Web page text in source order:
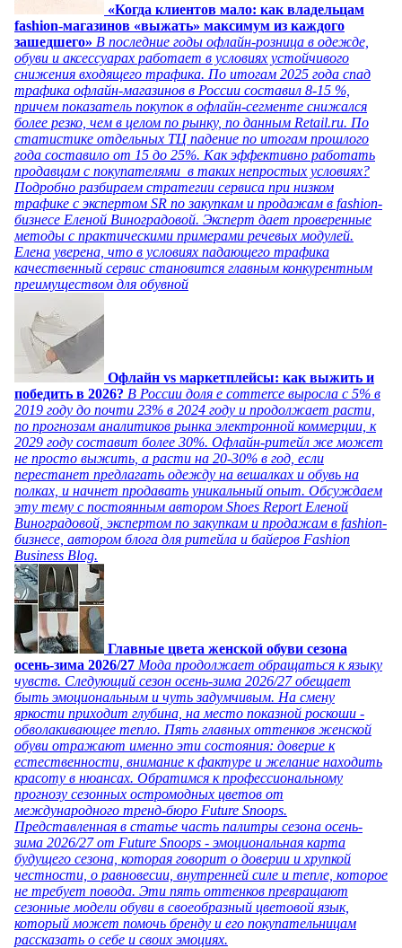
«Когда клиентов мало: как владельцам
fashion-магазинов «выжать» максимум из каждого
зашедшего» В последние годы офлайн-розница в одежде,
обуви и аксессуарах работает в условиях устойчивого
снижения входящего трафика. По итогам 2025 года спад
трафика офлайн-магазинов в России составил 8-15 %,
причем показатель покупок в офлайн-сегменте снижался
более резко, чем в целом по рынку, по данным Retail.ru. По
статистике отдельных ТЦ падение по итогам прошлого
года составило от 15 до 25%. Как эффективно работать
продавцам с покупателями в таких непростых условиях?
Подробно разбираем стратегии сервиса при низком
трафике с экспертом SR по закупкам и продажам в fashion-
бизнесе Еленой Виноградовой. Эксперт дает проверенные
методы с практическими примерами речевых модулей.
Елена уверена, что в условиях падающего трафика
качественный сервис становится главным конкурентным
преимуществом для обувной
Офлайн vs маркетплейсы: как выжить и
победить в 2026? В России доля e commerce выросла с 5% в
2019 году до почти 23% в 2024 году и продолжает расти,
по прогнозам аналитиков рынка электронной коммерции, к
2029 году составит более 30%. Офлайн-ритейл же может
не просто выжить, а расти на 20-30% в год, если
перестанет предлагать одежду на вешалках и обувь на
полках, и начнет продавать уникальный опыт. Обсуждаем
эту тему с постоянным автором Shoes Report Еленой
Виноградовой, экспертом по закупкам и продажам в fashion-
бизнесе, автором блога для ритейла и байеров Fashion
Business Blog.
Главные цвета женской обуви сезона
осень-зима 2026/27 Мода продолжает обращаться к языку
чувств. Следующий сезон осень-зима 2026/27 обещает
быть эмоциональным и чуть задумчивым. На смену
яркости приходит глубина, на место показной роскоши -
обволакивающее тепло. Пять главных оттенков женской
обуви отражают именно эти состояния: доверие к
естественности, внимание к фактуре и желание находить
красоту в нюансах. Обратимся к профессиональному
прогнозу сезонных остромодных цветов от
международного тренд-бюро Future Snoops.
Представленная в статье часть палитры сезона осень-
зима 2026/27 от Future Snoops - эмоциональная карта
будущего сезона, которая говорит о доверии и хрупкой
честности, о равновесии, внутренней силе и тепле, которое
не требует повода. Эти пять оттенков превращают
сезонные модели обуви в своеобразный цветовой язык,
который может помочь бренду и его покупательницам
рассказать о себе и своих эмоциях.